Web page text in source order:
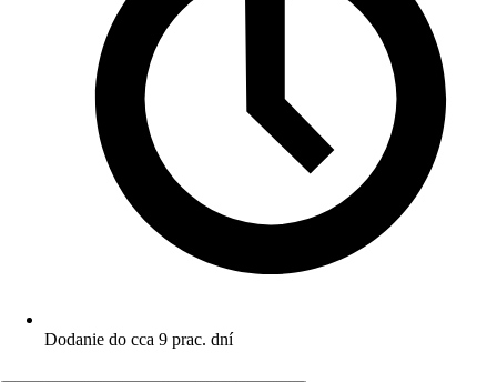
Dodanie do cca 9 prac. dní